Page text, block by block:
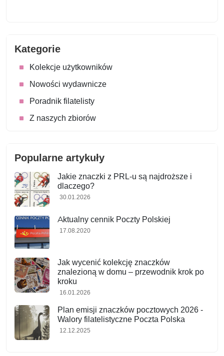
Kategorie
Kolekcje użytkowników
Nowości wydawnicze
Poradnik filatelisty
Z naszych zbiorów
Popularne artykuły
Jakie znaczki z PRL-u są najdroższe i
dlaczego?
30.01.2026
Aktualny cennik Poczty Polskiej
17.08.2020
Jak wycenić kolekcję znaczków
znalezioną w domu – przewodnik krok po
kroku
16.01.2026
Plan emisji znaczków pocztowych 2026 -
Walory filatelistyczne Poczta Polska
12.12.2025